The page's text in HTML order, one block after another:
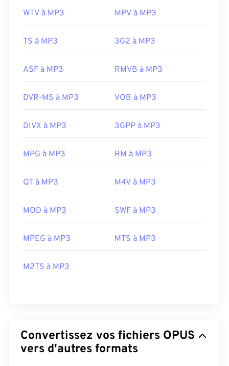
WTV à MP3 MPV à MP3
TS à MP3 3G2 à MP3
ASF à MP3 RMVB à MP3
DVR-MS à MP3 VOB à MP3
DIVX à MP3 3GPP à MP3
MPG à MP3 RM à MP3
QT à MP3 M4V à MP3
MOD à MP3 SWF à MP3
MPEG à MP3 MTS à MP3
M2TS à MP3
Convertissez vos fichiers OPUS
vers d'autres formats